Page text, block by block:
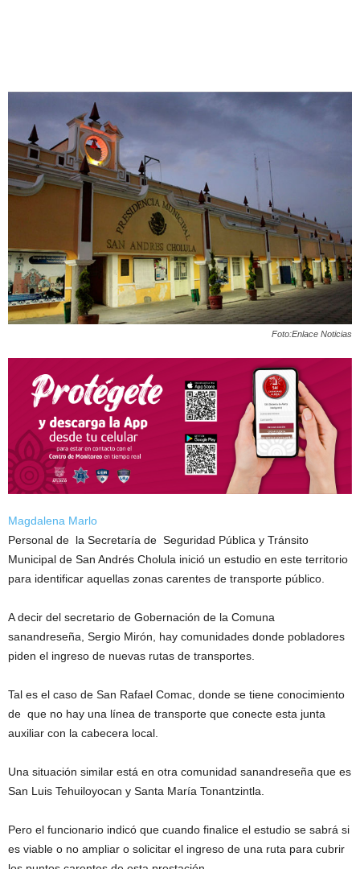
Foto:Enlace Noticias
Magdalena Marlo
Personal de la Secretaría de Seguridad Pública y Tránsito
Municipal de San Andrés Cholula inició un estudio en este territorio
para identificar aquellas zonas carentes de transporte público.
A decir del secretario de Gobernación de la Comuna
sanandreseña, Sergio Mirón, hay comunidades donde pobladores
piden el ingreso de nuevas rutas de transportes.
Tal es el caso de San Rafael Comac, donde se tiene conocimiento
de que no hay una línea de transporte que conecte esta junta
auxiliar con la cabecera local.
Una situación similar está en otra comunidad sanandreseña que es
San Luis Tehuiloyocan y Santa María Tonantzintla.
Pero el funcionario indicó que cuando finalice el estudio se sabrá si
es viable o no ampliar o solicitar el ingreso de una ruta para cubrir